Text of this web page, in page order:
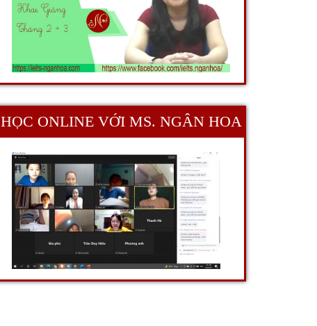
HỌC ONLINE VỚI MS. NGÂN HOA